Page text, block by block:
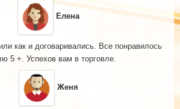
Елена
как и договаривались. Все понравилось
5 +. Успехов вам в торговле.
Женя